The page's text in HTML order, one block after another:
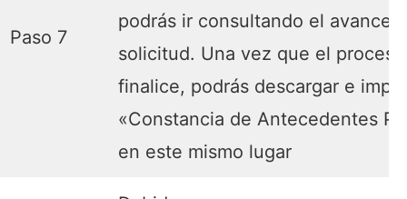
Paso 7
podrás ir consultando el avance
solicitud. Una vez que el proceso
finalice, podrás descargar e
«Constancia de Antecedentes
en este mismo lugar